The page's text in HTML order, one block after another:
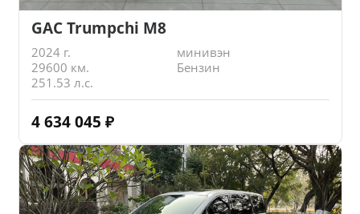
GAC Trumpchi M8
2024 г.
минивэн
29600 км.
Бензин
251.53 л.с.
4 634 045 ₽